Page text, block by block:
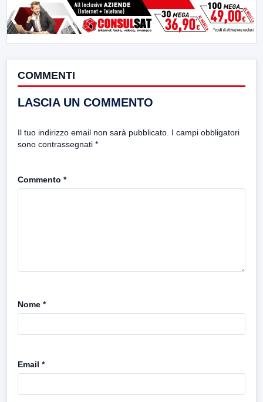
COMMENTI
LASCIA UN COMMENTO
Il tuo indirizzo email non sarà pubblicato. I campi obbligatori
sono contrassegnati *
Commento *
Nome *
Email *